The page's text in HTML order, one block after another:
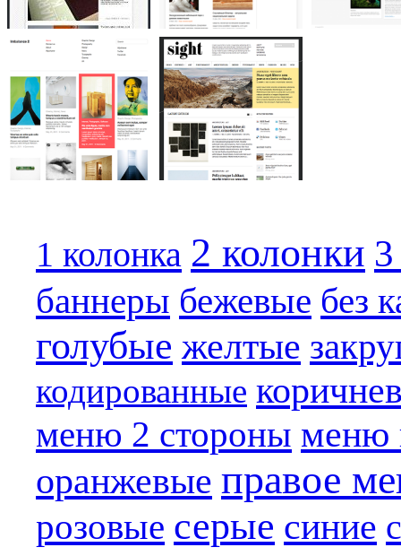
1 колонка 2 колонки
баннеры бежевые без
голубые желтые
кодированные
меню 2 стороны меню
оранжевые правое
розовые серые синие